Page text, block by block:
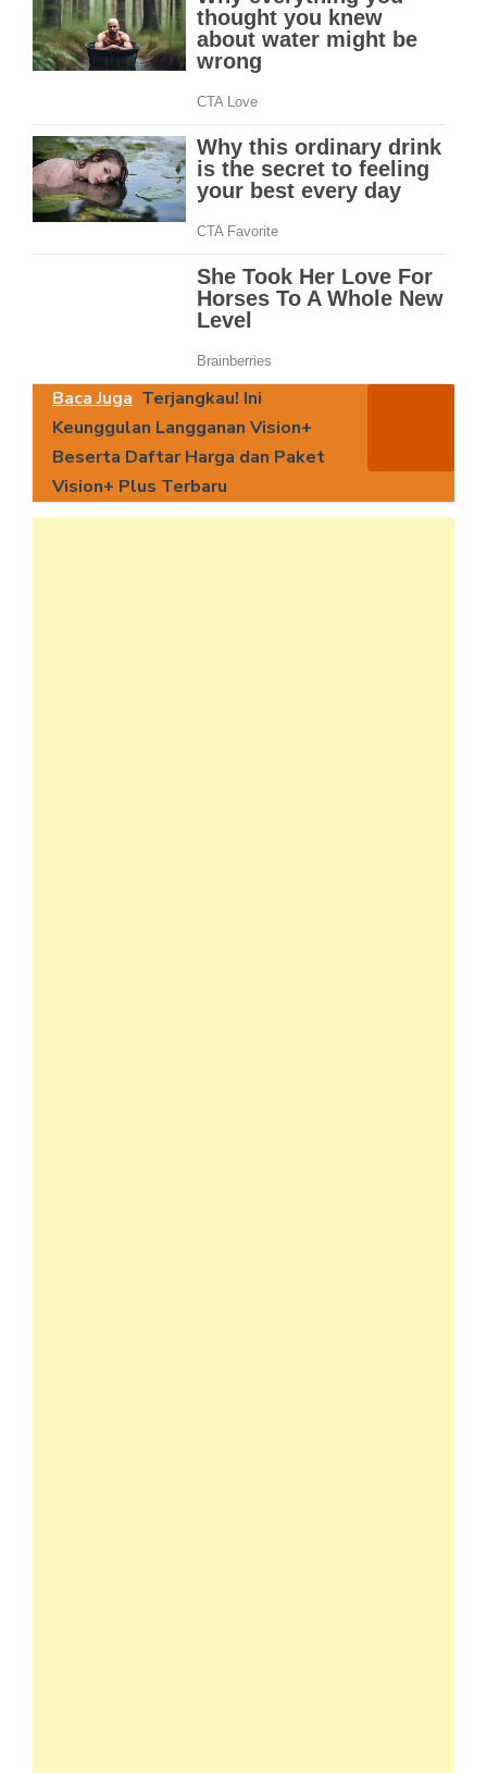
Baca Juga Terjangkau! Ini
Keunggulan Langganan Vision+
Beserta Daftar Harga dan Paket
Vision+ Plus Terbaru